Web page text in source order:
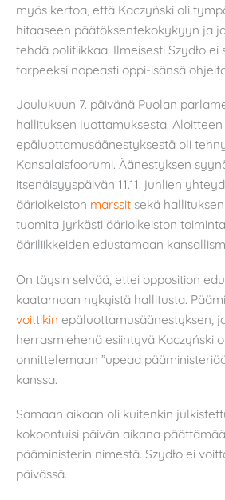
myös kertoa, että Kaczyński oli
hitaaseen päätöksentekokykyyn ja
tehdä politiikkaa. Ilmeisesti Szydło ei
tarpeeksi nopeasti oppi-isänsä
Joulukuun 7. päivänä Puolan
hallituksen luottamuksesta. Aloitteen
epäluottamusäänestyksestä oli
Kansalaisfoorumi. Äänestyksen
itsenäisyyspäivän 11.11. juhlien
äärioikeiston marssit sekä
tuomita jyrkästi äärioikeiston
ääriliikkeiden edustamaan
On täysin selvää, ettei opposition
kaatamaan nykyistä hallitusta.
voittikin epäluottamusäänestyksen,
herrasmiehenä esiintyvä Kaczyński
onnittelemaan ”upeaa
kanssa.
Samaan aikaan oli kuitenkin
kokoontuisi päivän aikana
pääministerin nimestä. Szydło ei
päivässä.